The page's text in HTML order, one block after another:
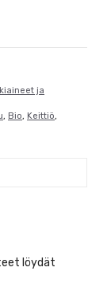
ja
, Bio, Keittiö,
löydät